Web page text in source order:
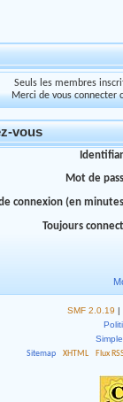
Seuls les membres
Merci de vous connecter
vous
Mot de
connexion (en
Toujours
SMF 2.0.19 |
Sitemap
XHTML Flux